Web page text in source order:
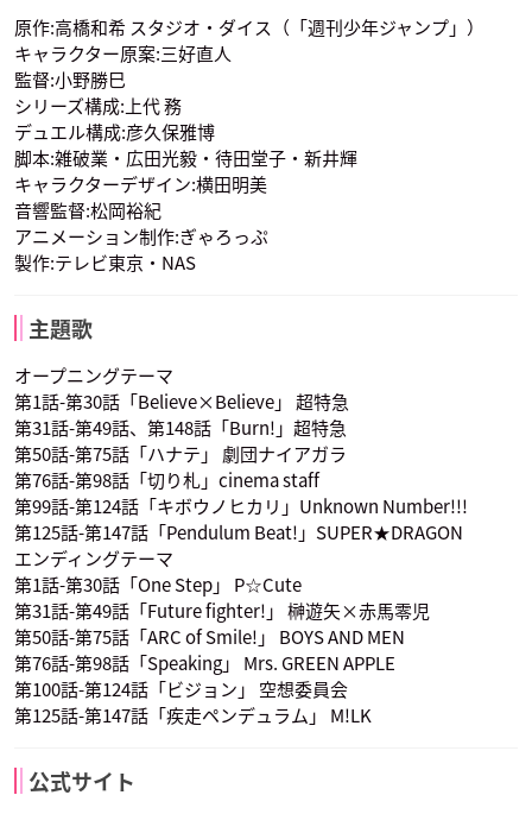
原作:高橋和希 スタジオ・ダイス（「週刊少年ジャンプ」）
キャラクター原案:三好直人
監督:小野勝巳
シリーズ構成:上代 務
デュエル構成:彦久保雅博
脚本:雑破業・広田光毅・待田堂子・新井輝
キャラクターデザイン:横田明美
音響監督:松岡裕紀
アニメーション制作:ぎゃろっぷ
製作:テレビ東京・NAS
主題歌
オープニングテーマ
第1話-第30話「Believe×Believe」 超特急
第31話-第49話、第148話「Burn!」超特急
第50話-第75話「ハナテ」 劇団ナイアガラ
第76話-第98話「切り札」cinema staff
第99話-第124話「キボウノヒカリ」Unknown Number!!!
第125話-第147話「Pendulum Beat!」SUPER★DRAGON
エンディングテーマ
第1話-第30話「One Step」 P☆Cute
第31話-第49話「Future fighter!」 榊遊矢×赤馬零児
第50話-第75話「ARC of Smile!」 BOYS AND MEN
第76話-第98話「Speaking」 Mrs. GREEN APPLE
第100話-第124話「ビジョン」 空想委員会
第125話-第147話「疾走ペンデュラム」 M!LK
公式サイト